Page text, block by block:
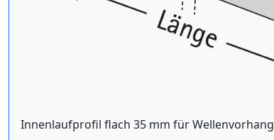
Innenlaufprofil flach 35 mm für Wellenvorhang